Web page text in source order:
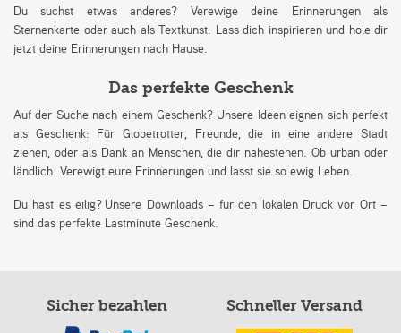
Du suchst etwas anderes? Verewige deine Erinnerungen als
Sternenkarte oder auch als Textkunst. Lass dich inspirieren und hole dir
jetzt deine Erinnerungen nach Hause.
Das perfekte Geschenk
Auf der Suche nach einem Geschenk? Unsere Ideen eignen sich perfekt
als Geschenk: Für Globetrotter, Freunde, die in eine andere Stadt
ziehen, oder als Dank an Menschen, die dir nahestehen. Ob urban oder
ländlich. Verewigt eure Erinnerungen und lasst sie so ewig Leben.
Du hast es eilig? Unsere Downloads – für den lokalen Druck vor Ort –
sind das perfekte Lastminute Geschenk.
Sicher bezahlen Schneller Versand